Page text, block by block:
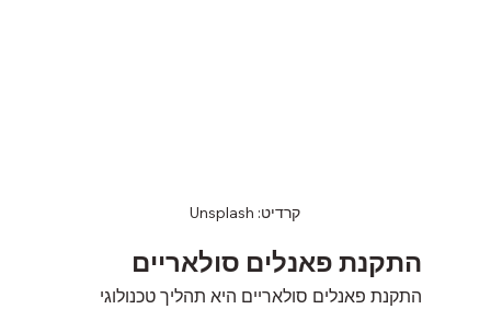
קרדיט: Unsplash
התקנת פאנלים סולאריים
התקנת פאנלים סולאריים היא תהליך טכנולוגי